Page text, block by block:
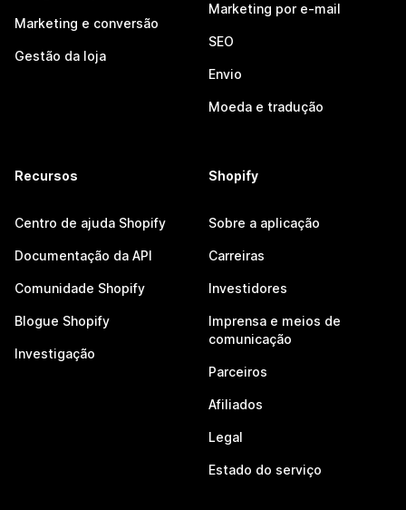
Marketing e conversão
Gestão da loja
Marketing por e-mail
SEO
Envio
Moeda e tradução
Recursos
Centro de ajuda Shopify
Documentação da API
Comunidade Shopify
Blogue Shopify
Investigação
Shopify
Sobre a aplicação
Carreiras
Investidores
Imprensa e meios de
comunicação
Parceiros
Afiliados
Legal
Estado do serviço